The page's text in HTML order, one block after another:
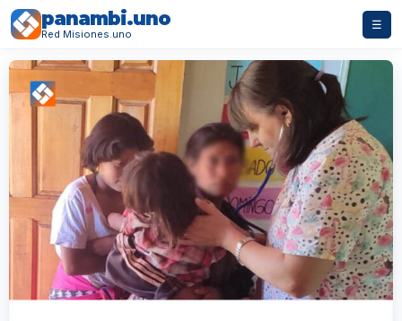
panambi.uno
Red Misiones.uno
☰